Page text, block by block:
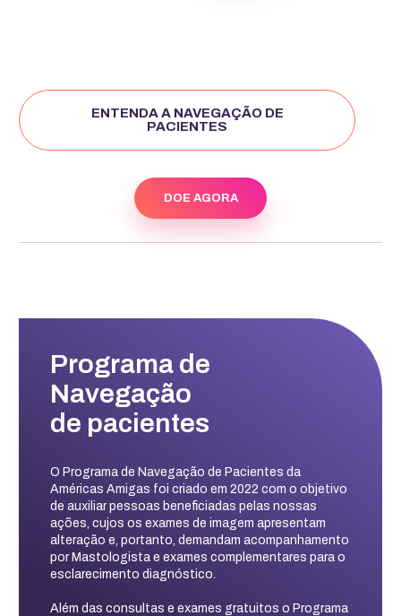
ENTENDA A NAVEGAÇÃO DE
PACIENTES
DOE AGORA
Programa de
Navegação
de pacientes
O Programa de Navegação de Pacientes da
Américas Amigas foi criado em 2022 com o objetivo
de auxiliar pessoas beneficiadas pelas nossas
ações, cujos os exames de imagem apresentam
alteração e, portanto, demandam acompanhamento
por Mastologista e exames complementares para o
esclarecimento diagnóstico.
Além das consultas e exames gratuitos o Programa